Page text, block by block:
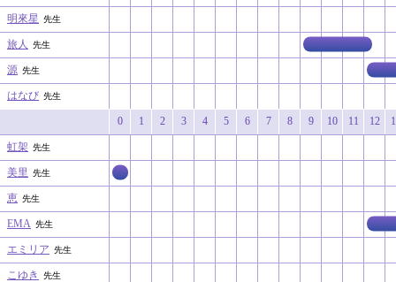
明來星 先生
旅人 先生
源 先生
はなび 先生
0 1 2 3 4 5 6 7 8 9 10 11 12
虹架 先生
美里 先生
恵 先生
EMA 先生
エミリア 先生
こゆき 先生